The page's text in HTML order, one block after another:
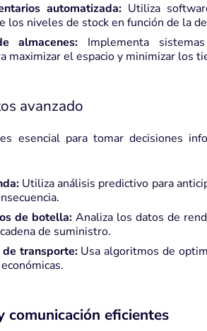
automatizada:Utiliza
los niveles de stock en función de la
almacenes: Implementa
maximizar el espacio y minimizar los
avanzado
esencial para tomar decisiones
Utiliza análisis predictivo para
de botella: Analiza los datos de
de suministro.
transporte:Usa algoritmos de
comunicación eficientes